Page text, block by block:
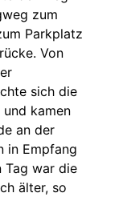
zum
Parkplatz
Von
sich die
kamen
an der
in Empfang
Tag war die
älter, so